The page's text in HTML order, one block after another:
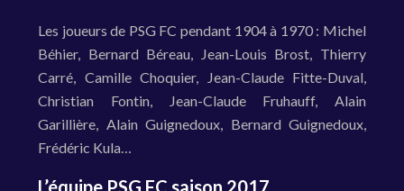
Les joueurs de PSG FC pendant 1904 à 1970 : Michel
Béhier, Bernard Béreau, Jean-Louis Brost, Thierry
Carré, Camille Choquier, Jean-Claude Fitte-Duval,
Christian Fontin, Jean-Claude Fruhauff, Alain
Garillière, Alain Guignedoux, Bernard Guignedoux,
Frédéric Kula…
L’équipe PSG FC saison 2017